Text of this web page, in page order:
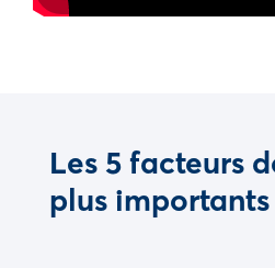
Les 5 facteurs
plus importants